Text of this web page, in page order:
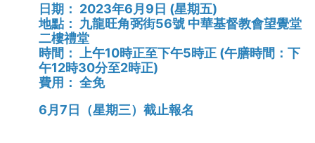
日期： 2023年6月9日 (星期五)
地點： 九龍旺角弼街56號 中華基督教會望覺堂
二樓禮堂
時間：
上午10時正至下午5時正 (午膳時間：下
午12時30分至2時正)
費用： 全免
6月7日（星期三）截止報名